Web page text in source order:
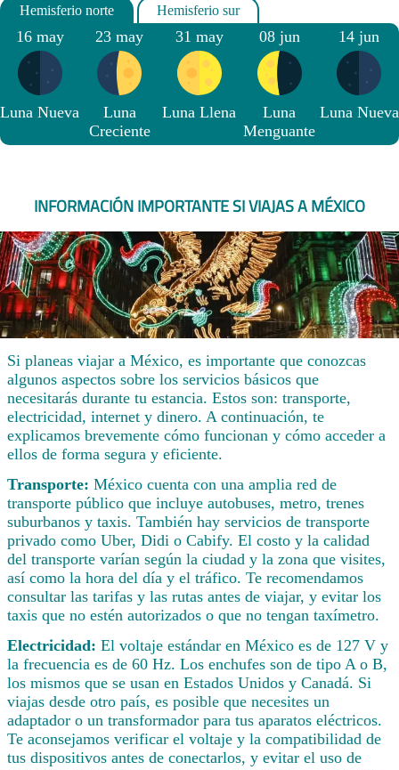
16 may
Luna Nueva
23 may
Luna
Creciente
31 may
Luna Llena
08 jun
Luna
Menguante
14 jun
Luna Nueva
INFORMACIÓN IMPORTANTE SI VIAJAS A MÉXICO
Si planeas viajar a México, es importante que conozcas
algunos aspectos sobre los servicios básicos que
necesitarás durante tu estancia. Estos son: transporte,
electricidad, internet y dinero. A continuación, te
explicamos brevemente cómo funcionan y cómo acceder a
ellos de forma segura y eficiente.
Transporte: México cuenta con una amplia red de
transporte público que incluye autobuses, metro, trenes
suburbanos y taxis. También hay servicios de transporte
privado como Uber, Didi o Cabify. El costo y la calidad
del transporte varían según la ciudad y la zona que visites,
así como la hora del día y el tráfico. Te recomendamos
consultar las tarifas y las rutas antes de viajar, y evitar los
taxis que no estén autorizados o que no tengan taxímetro.
Electricidad: El voltaje estándar en México es de 127 V y
la frecuencia es de 60 Hz. Los enchufes son de tipo A o B,
los mismos que se usan en Estados Unidos y Canadá. Si
viajas desde otro país, es posible que necesites un
adaptador o un transformador para tus aparatos eléctricos.
Te aconsejamos verificar el voltaje y la compatibilidad de
tus dispositivos antes de conectarlos, y evitar el uso de